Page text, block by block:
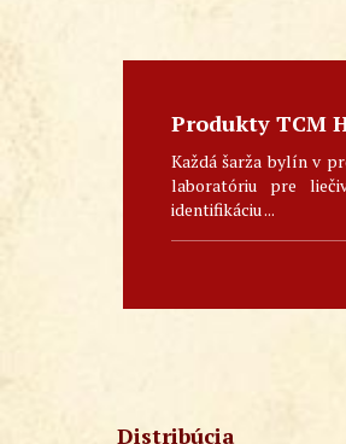
Produkty TCM
Každá šarža bylín v
laboratóriu pre
identifikáciu ...
Distribúcia